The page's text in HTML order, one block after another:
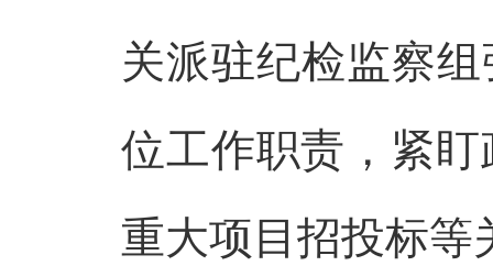
关派驻纪检监察
位工作职责，紧
重大项目招投标等